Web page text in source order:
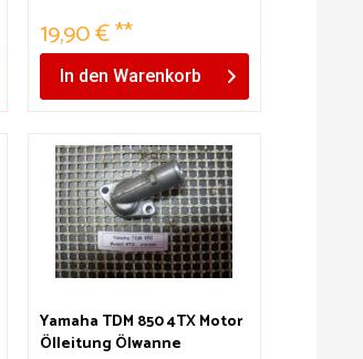
19,90 € **
In den Warenkorb
Yamaha TDM 850 4TX Motor
Ölleitung Ölwanne